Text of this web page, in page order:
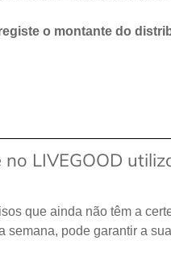
o montante do
no LIVEGOOD
que ainda não têm a
semana, pode garantir a